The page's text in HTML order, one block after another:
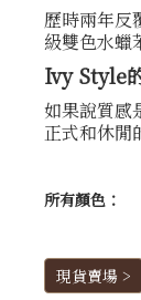
歷時兩年反
級雙色水蠟
Ivy Style
如果說質感
正式和休閒
所有顏色：
現貨賣場 >